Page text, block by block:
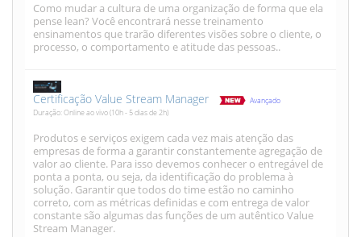
Como mudar a cultura de uma organização de forma que ela
pense lean? Você encontrará nesse treinamento
ensinamentos que trarão diferentes visões sobre o cliente, o
processo, o comportamento e atitude das pessoas..
Certificação Value Stream Manager
Avançado
Duração: Online ao vivo (10h - 5 dias de 2h)
Produtos e serviços exigem cada vez mais atenção das
empresas de forma a garantir constantemente agregação de
valor ao cliente. Para isso devemos conhecer o entregável de
ponta a ponta, ou seja, da identificação do problema à
solução. Garantir que todos do time estão no caminho
correto, com as métricas definidas e com entrega de valor
constante são algumas das funções de um autêntico Value
Stream Manager.